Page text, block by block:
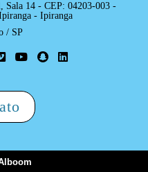
Sala 14 - CEP: 04203-003 -
- Ipiranga
/ SP